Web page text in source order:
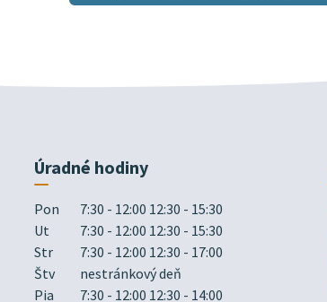
Úradné hodiny
Pon
7:30 - 12:00 12:30 - 15:30
Ut
7:30 - 12:00 12:30 - 15:30
Str
7:30 - 12:00 12:30 - 17:00
Štv
nestránkový deň
Pia
7:30 - 12:00 12:30 - 14:00